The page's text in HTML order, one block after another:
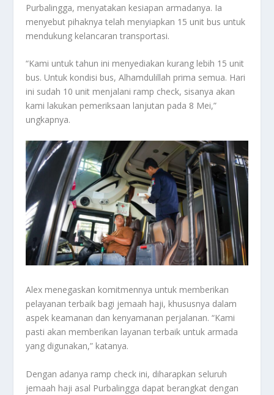
Purbalingga, menyatakan kesiapan armadanya. Ia
menyebut pihaknya telah menyiapkan 15 unit bus untuk
mendukung kelancaran transportasi.
“Kami untuk tahun ini menyediakan kurang lebih 15 unit
bus. Untuk kondisi bus, Alhamdulillah prima semua. Hari
ini sudah 10 unit menjalani ramp check, sisanya akan
kami lakukan pemeriksaan lanjutan pada 8 Mei,”
ungkapnya.
Alex menegaskan komitmennya untuk memberikan
pelayanan terbaik bagi jemaah haji, khususnya dalam
aspek keamanan dan kenyamanan perjalanan. “Kami
pasti akan memberikan layanan terbaik untuk armada
yang digunakan,” katanya.
Dengan adanya ramp check ini, diharapkan seluruh
jemaah haji asal Purbalingga dapat berangkat dengan